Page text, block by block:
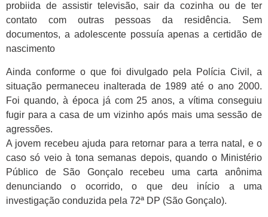
probiida de assistir televisão, sair da cozinha ou de ter
contato com outras pessoas da residência. Sem
documentos, a adolescente possuía apenas a certidão de
nascimento
Ainda conforme o que foi divulgado pela Polícia Civil, a
situação permaneceu inalterada de 1989 até o ano 2000.
Foi quando, à época já com 25 anos, a vítima conseguiu
fugir para a casa de um vizinho após mais uma sessão de
agressões.
A jovem recebeu ajuda para retornar para a terra natal, e o
caso só veio à tona semanas depois, quando o Ministério
Público de São Gonçalo recebeu uma carta anônima
denunciando o ocorrido, o que deu início a uma
investigação conduzida pela 72ª DP (São Gonçalo).